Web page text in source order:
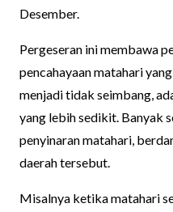
Desember.
Pergeseran ini membawa
pencahayaan matahari
menjadi tidak seimbang,
yang lebih sedikit. Banyak
penyinaran matahari,
daerah tersebut.
Misalnya ketika matahari